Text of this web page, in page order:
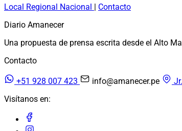
Local Regional Nacional | Contacto
Diario Amanecer
Una propuesta de prensa escrita desde el Alto
Contacto
+51 928 007 423 info@amanecer.pe
Visítanos en: